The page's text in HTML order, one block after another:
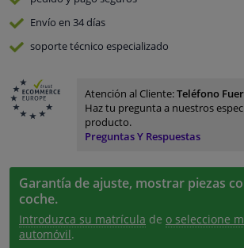
Envío en 34 días
soporte técnico especializado
Atención al Cliente:Teléfono
Haz tu pregunta a nuestros
producto.
Preguntas Y Respuestas
Garantía de ajuste, mostrar piezas
coche.
Introduzca su matrícula de o seleccione
automóvil.